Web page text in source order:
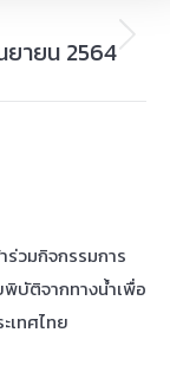
ายน 2564
วมกิจกรรมการ
ติจากทางน้ำเพื่อ
เทศไทย